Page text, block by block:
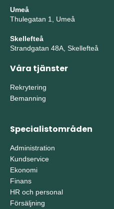
Umeå
Thulegatan 1, Umeå
Skellefteå
Strandgatan 48A, Skellefteå
Våra tjänster
Rekrytering
Bemanning
Specialistområden
Administration
Kundservice
Ekonomi
Finans
HR och personal
Försäljning